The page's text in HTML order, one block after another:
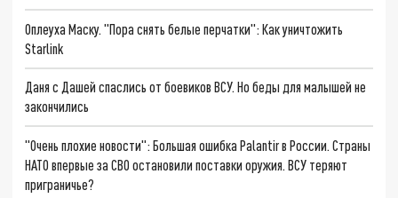
Оплеуха Маску. "Пора снять белые перчатки": Как уничтожить
Starlink
Даня с Дашей спаслись от боевиков ВСУ. Но беды для малышей не
закончились
"Очень плохие новости": Большая ошибка Palantir в России. Страны
НАТО впервые за СВО остановили поставки оружия. ВСУ теряют
приграничье?